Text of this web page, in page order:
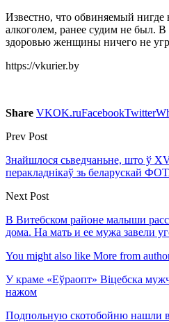
Известно, что обвиняемый нигде
алкоголем, ранее судим не был.
здоровью женщины ничего не
https://vkurier.by
Share VKOK.ruFacebookTwitter
Prev Post
Знайшлося сьведчаньне, што ў
перакладнікаў зь беларускай
Next Post
В Витебском районе малыши
дома. На мать и ее мужа завели
You might also like More from
У краме «Еўраопт» Віцебска
нажом
Подпольную скотобойню нашли